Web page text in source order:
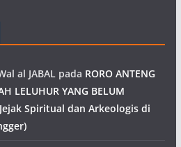
al JABAL pada RORO ANTENG
LELUHUR YANG BELUM
Spiritual dan Arkeologis di